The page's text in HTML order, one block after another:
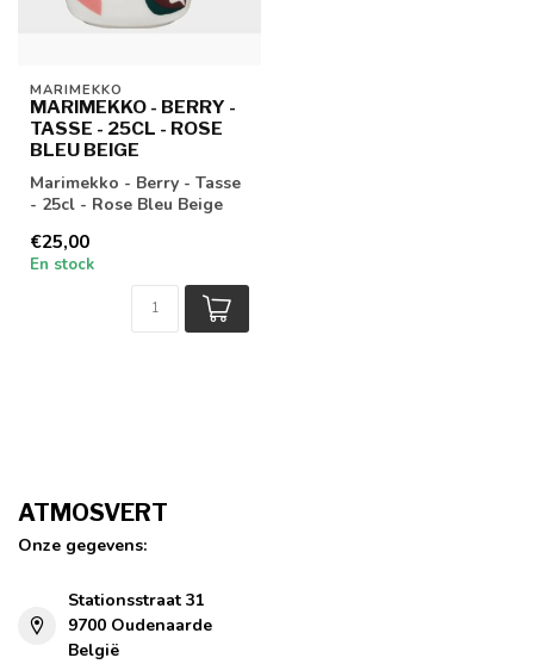
MARIMEKKO
MARIMEKKO - BERRY -
TASSE - 25CL - ROSE
BLEU BEIGE
Marimekko - Berry - Tasse
- 25cl - Rose Bleu Beige
€25,00
En stock
ATMOSVERT
Onze gegevens:
Stationsstraat 31
9700 Oudenaarde
België